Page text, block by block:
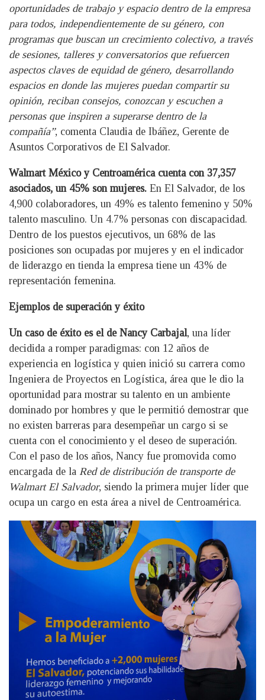
oportunidades de trabajo y espacio dentro de la empresa
para todos, independientemente de su género, con
programas que buscan un crecimiento colectivo, a través
de sesiones, talleres y conversatorios que refuercen
aspectos claves de equidad de género, desarrollando
espacios en donde las mujeres puedan compartir su
opinión, reciban consejos, conozcan y escuchen a
personas que inspiren a superarse dentro de la
compañía”, comenta Claudia de Ibáñez, Gerente de
Asuntos Corporativos de El Salvador.
Walmart México y Centroamérica cuenta con 37,357
asociados, un 45% son mujeres. En El Salvador, de los
4,900 colaboradores, un 49% es talento femenino y 50%
talento masculino. Un 4.7% personas con discapacidad.
Dentro de los puestos ejecutivos, un 68% de las
posiciones son ocupadas por mujeres y en el indicador
de liderazgo en tienda la empresa tiene un 43% de
representación femenina.
Ejemplos de superación y éxito
Un caso de éxito es el de Nancy Carbajal, una líder
decidida a romper paradigmas: con 12 años de
experiencia en logística y quien inició su carrera como
Ingeniera de Proyectos en Logística, área que le dio la
oportunidad para mostrar su talento en un ambiente
dominado por hombres y que le permitió demostrar que
no existen barreras para desempeñar un cargo si se
cuenta con el conocimiento y el deseo de superación.
Con el paso de los años, Nancy fue promovida como
encargada de la Red de distribución de transporte de
Walmart El Salvador, siendo la primera mujer líder que
ocupa un cargo en esta área a nivel de Centroamérica.